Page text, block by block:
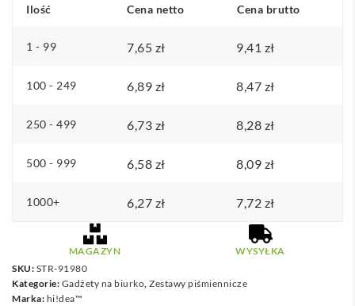
Ilość Cena netto Cena brutto
1 - 99 7,65 zł 9,41 zł
100 - 249 6,89 zł 8,47 zł
250 - 499 6,73 zł 8,28 zł
500 - 999 6,58 zł 8,09 zł
1000+ 6,27 zł 7,72 zł
MAGAZYN
WYSYŁKA
SKU: STR-91980
Kategorie: Gadżety na biurko, Zestawy piśmiennicze
Marka: hi!dea™